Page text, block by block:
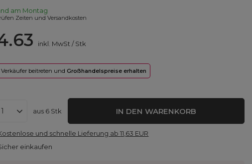
am Montag
Zeiten und Versandkosten
inkl. MwSt /Stk
Verkäufer beitreten und Großhandelspreise erhalten
aus 6 Stk IN DEN WARENKORB
und schnelle Lieferung ab11,63 EUR
einkaufen